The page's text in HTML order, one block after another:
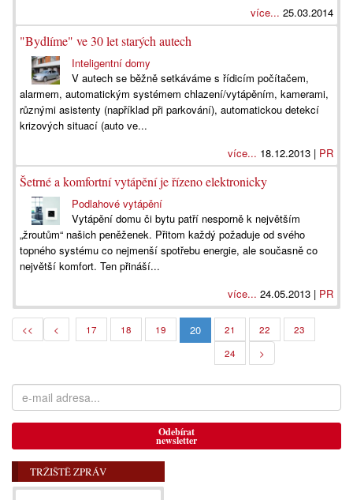
více... 25.03.2014
"Bydlíme" ve 30 let starých autech
Inteligentní domy
V autech se běžně setkáváme s řídicím počítačem,
alarmem, automatickým systémem chlazení/vytápěním, kamerami,
různými asistenty (například při parkování), automatickou detekcí
krizových situací (auto ve...
více... 18.12.2013 | PR
Šetrné a komfortní vytápění je řízeno elektronicky
Podlahové vytápění
Vytápění domu či bytu patří nesporně k největším
„žroutům“ našich peněženek. Přitom každý požaduje od svého
topného systému co nejmenší spotřebu energie, ale současně co
největší komfort. Ten přináší...
více... 24.05.2013 | PR
<< < 17 18 19 20 21 22
23
24
>
Odebírat
newsletter
TRŽIŠTĚ ZPRÁV